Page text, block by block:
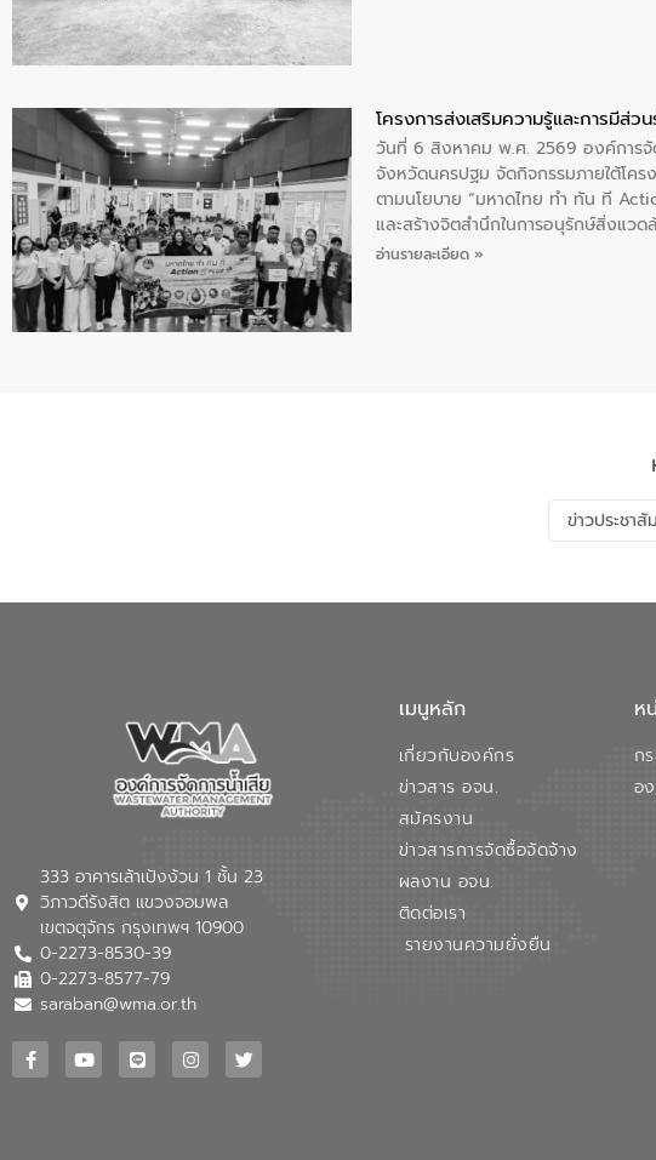
โครงการส่งเสริมความรู้และการมีส่
วันที่ 6 สิงหาคม พ.ศ. 2569 องค์การจั
จังหวัดนครปฐม จัดกิจกรรมภายใต้โคร
ตามนโยบาย “มหาดไทย ทำ ทัน ที
และสร้างจิตสำนึกในการอนุรักษ์สิ่งแวด
ของน้ำเสีย แนวทางการลดการเกิดน้ำ
อ่านรายละเอียด »
ข่าวประชา
333 อาคารเล้าเป้งง้วน 1 ชั้น 23
วิภาวดีรังสิต แขวงจอมพล
เขตจตุจักร กรุงเทพฯ 10900
0-2273-8530-39
0-2273-8577-79
saraban@wma.or.th
เมนูหลัก
เกี่ยวกับองค์กร
ข่าวสาร อจน.
สมัครงาน
ข่าวสารการจัดซื้อจัดจ้าง
ผลงาน อจน.
ติดต่อเรา
รายงานความยั่งยืน
ห
ก
อ